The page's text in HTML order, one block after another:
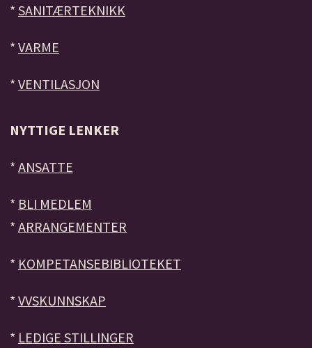
* SANITÆRTEKNIKK
* VARME
* VENTILASJON
NYTTIGE LENKER
* ANSATTE
* BLI MEDLEM
* ARRANGEMENTER
* KOMPETANSEBIBLIOTEKET
* VVSKUNNSKAP
* LEDIGE STILLINGER